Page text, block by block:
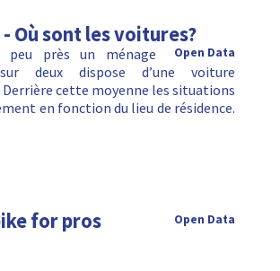
- Où sont les voitures?
Open Data
peu près un ménage
deux dispose d’une voiture
cette moyenne les situations
en fonction du lieu de résidence.
for pros Open Data